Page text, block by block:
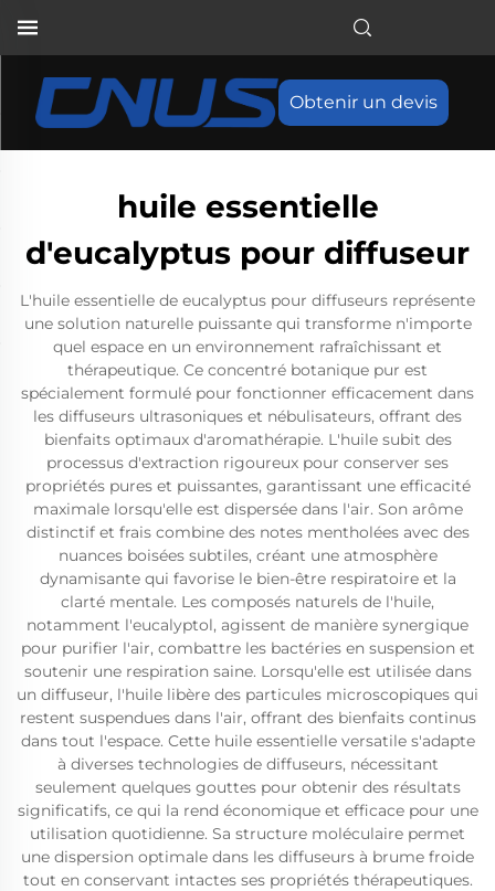
Obtenir un devis
huile essentielle
d'eucalyptus pour diffuseur
L'huile essentielle de eucalyptus pour diffuseurs représente
une solution naturelle puissante qui transforme n'importe
quel espace en un environnement rafraîchissant et
thérapeutique. Ce concentré botanique pur est
spécialement formulé pour fonctionner efficacement dans
les diffuseurs ultrasoniques et nébulisateurs, offrant des
bienfaits optimaux d'aromathérapie. L'huile subit des
processus d'extraction rigoureux pour conserver ses
propriétés pures et puissantes, garantissant une efficacité
maximale lorsqu'elle est dispersée dans l'air. Son arôme
distinctif et frais combine des notes mentholées avec des
nuances boisées subtiles, créant une atmosphère
dynamisante qui favorise le bien-être respiratoire et la
clarté mentale. Les composés naturels de l'huile,
notamment l'eucalyptol, agissent de manière synergique
pour purifier l'air, combattre les bactéries en suspension et
soutenir une respiration saine. Lorsqu'elle est utilisée dans
un diffuseur, l'huile libère des particules microscopiques qui
restent suspendues dans l'air, offrant des bienfaits continus
dans tout l'espace. Cette huile essentielle versatile s'adapte
à diverses technologies de diffuseurs, nécessitant
seulement quelques gouttes pour obtenir des résultats
significatifs, ce qui la rend économique et efficace pour une
utilisation quotidienne. Sa structure moléculaire permet
une dispersion optimale dans les diffuseurs à brume froide
tout en conservant intactes ses propriétés thérapeutiques.